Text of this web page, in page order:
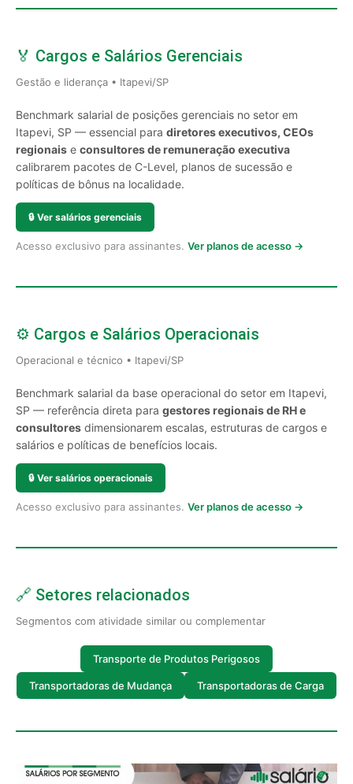
🏅 Cargos e Salários Gerenciais
Gestão e liderança • Itapevi/SP
Benchmark salarial de posições gerenciais no setor em
Itapevi, SP — essencial para diretores executivos, CEOs
regionais e consultores de remuneração executiva
calibrarem pacotes de C-Level, planos de sucessão e
políticas de bônus na localidade.
🔒 Ver salários gerenciais
Acesso exclusivo para assinantes. Ver planos de acesso →
⚙️ Cargos e Salários Operacionais
Operacional e técnico • Itapevi/SP
Benchmark salarial da base operacional do setor em Itapevi,
SP — referência direta para gestores regionais de RH e
consultores dimensionarem escalas, estruturas de cargos e
salários e políticas de benefícios locais.
🔒 Ver salários operacionais
Acesso exclusivo para assinantes. Ver planos de acesso →
🔗 Setores relacionados
Segmentos com atividade similar ou complementar
Transporte de Produtos Perigosos
Transportadoras de Mudança Transportadoras de Carga